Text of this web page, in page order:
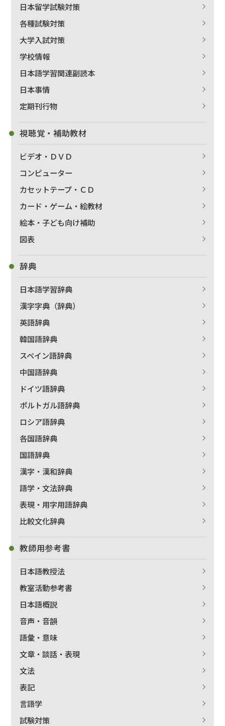
日本留学試験対策
各種試験対策
大学入試対策
学校情報
日本語学習関連副読本
日本事情
定期刊行物
視聴覚・補助教材
ビデオ・ＤＶＤ
コンピューター
カセットテープ・ＣＤ
カード・ゲーム・絵教材
絵本・子ども向け補助
図表
辞典
日本語学習辞典
漢字字典（辞典）
英語辞典
韓国語辞典
スペイン語辞典
中国語辞典
ドイツ語辞典
ポルトガル語辞典
ロシア語辞典
各国語辞典
国語辞典
漢字・漢和辞典
語学・文法辞典
表現・用字用語辞典
比較文化辞典
教師用参考書
日本語教授法
教室活動参考書
日本語概説
音声・音韻
語彙・意味
文章・談話・表現
文法
表記
言語学
試験対策